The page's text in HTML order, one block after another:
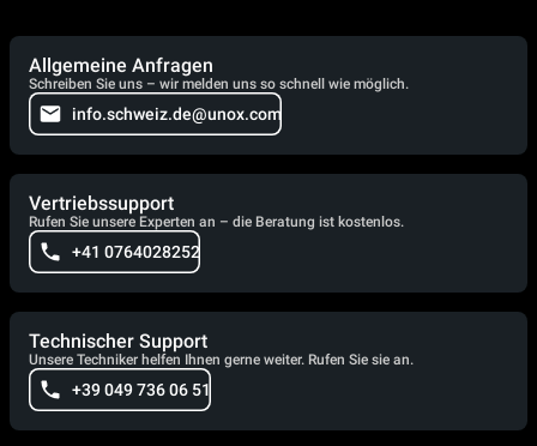
Allgemeine Anfragen
Schreiben Sie uns – wir melden uns so schnell wie möglich.
info.schweiz.de@unox.com
Vertriebssupport
Rufen Sie unsere Experten an – die Beratung ist kostenlos.
+41 0764028252
Technischer Support
Unsere Techniker helfen Ihnen gerne weiter. Rufen Sie sie an.
+39 049 736 06 51